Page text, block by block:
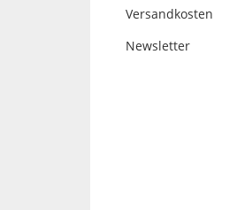
Versandkosten
Newsletter